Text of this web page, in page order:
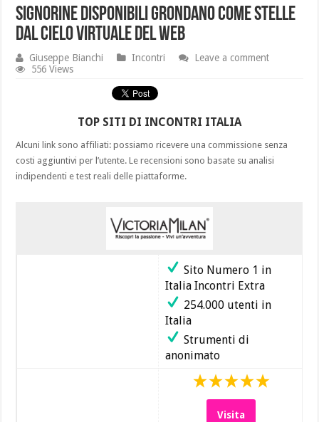
Signorine disponibili grondano come stelle
dal cielo virtuale del web
Giuseppe Bianchi Incontri
Leave a comment
556 Views
TOP SITI DI INCONTRI ITALIA
Alcuni link sono affiliati: possiamo ricevere una commissione senza
costi aggiuntivi per l’utente. Le recensioni sono basate su analisi
indipendenti e test reali delle piattaforme.
Sito Numero 1 in
Italia Incontri Extra
254.000 utenti in
Italia
Strumenti di
anonimato
Visita